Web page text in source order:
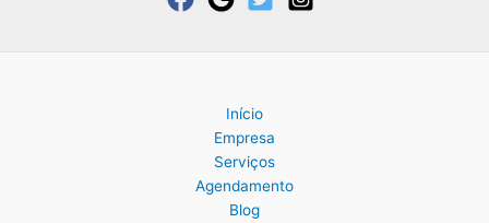
Início
Empresa
Serviços
Agendamento
Blog